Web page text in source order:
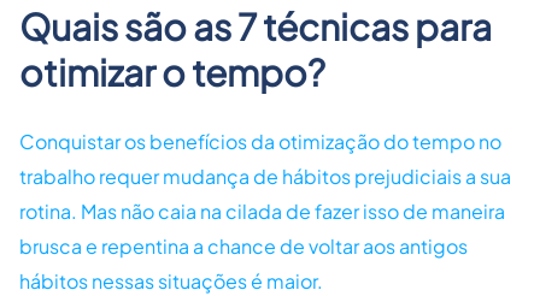
Quais são as 7 técnicas para
otimizar o tempo?
Conquistar os benefícios da otimização do tempo no
trabalho requer mudança de hábitos prejudiciais a sua
rotina. Mas não caia na cilada de fazer isso de maneira
brusca e repentina a chance de voltar aos antigos
hábitos nessas situações é maior.